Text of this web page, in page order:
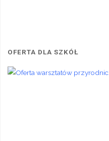
OFERTA DLA SZKÓŁ